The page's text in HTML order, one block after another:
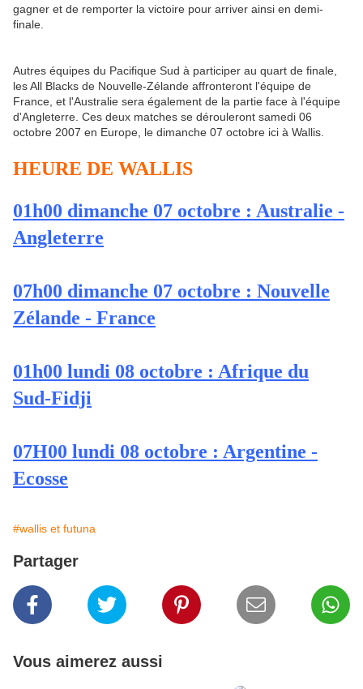
gagner et de remporter la victoire pour arriver ainsi en demi-
finale.
Autres équipes du Pacifique Sud à participer au quart de finale,
les All Blacks de Nouvelle-Zélande affronteront l'équipe de
France, et l'Australie sera également de la partie face à l'équipe
d'Angleterre. Ces deux matches se dérouleront samedi 06
octobre 2007 en Europe, le dimanche 07 octobre ici à Wallis.
HEURE DE WALLIS
01h00 dimanche 07 octobre : Australie -
Angleterre
07h00 dimanche 07 octobre : Nouvelle
Zélande - France
01h00 lundi 08 octobre : Afrique du
Sud-Fidji
07H00 lundi 08 octobre : Argentine -
Ecosse
#wallis et futuna
Partager
Vous aimerez aussi